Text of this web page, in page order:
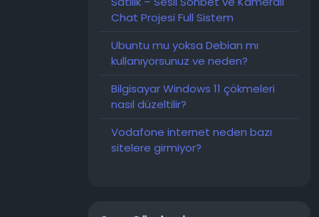
Chat Projesi Full Sistem
Ubuntu mu yoksa Debian mı
kullanıyorsunuz ve neden?
Bilgisayar Windows 11 çökmeleri
nasıl düzeltilir?
Vodafone internet neden bazı
sitelere girmiyor?